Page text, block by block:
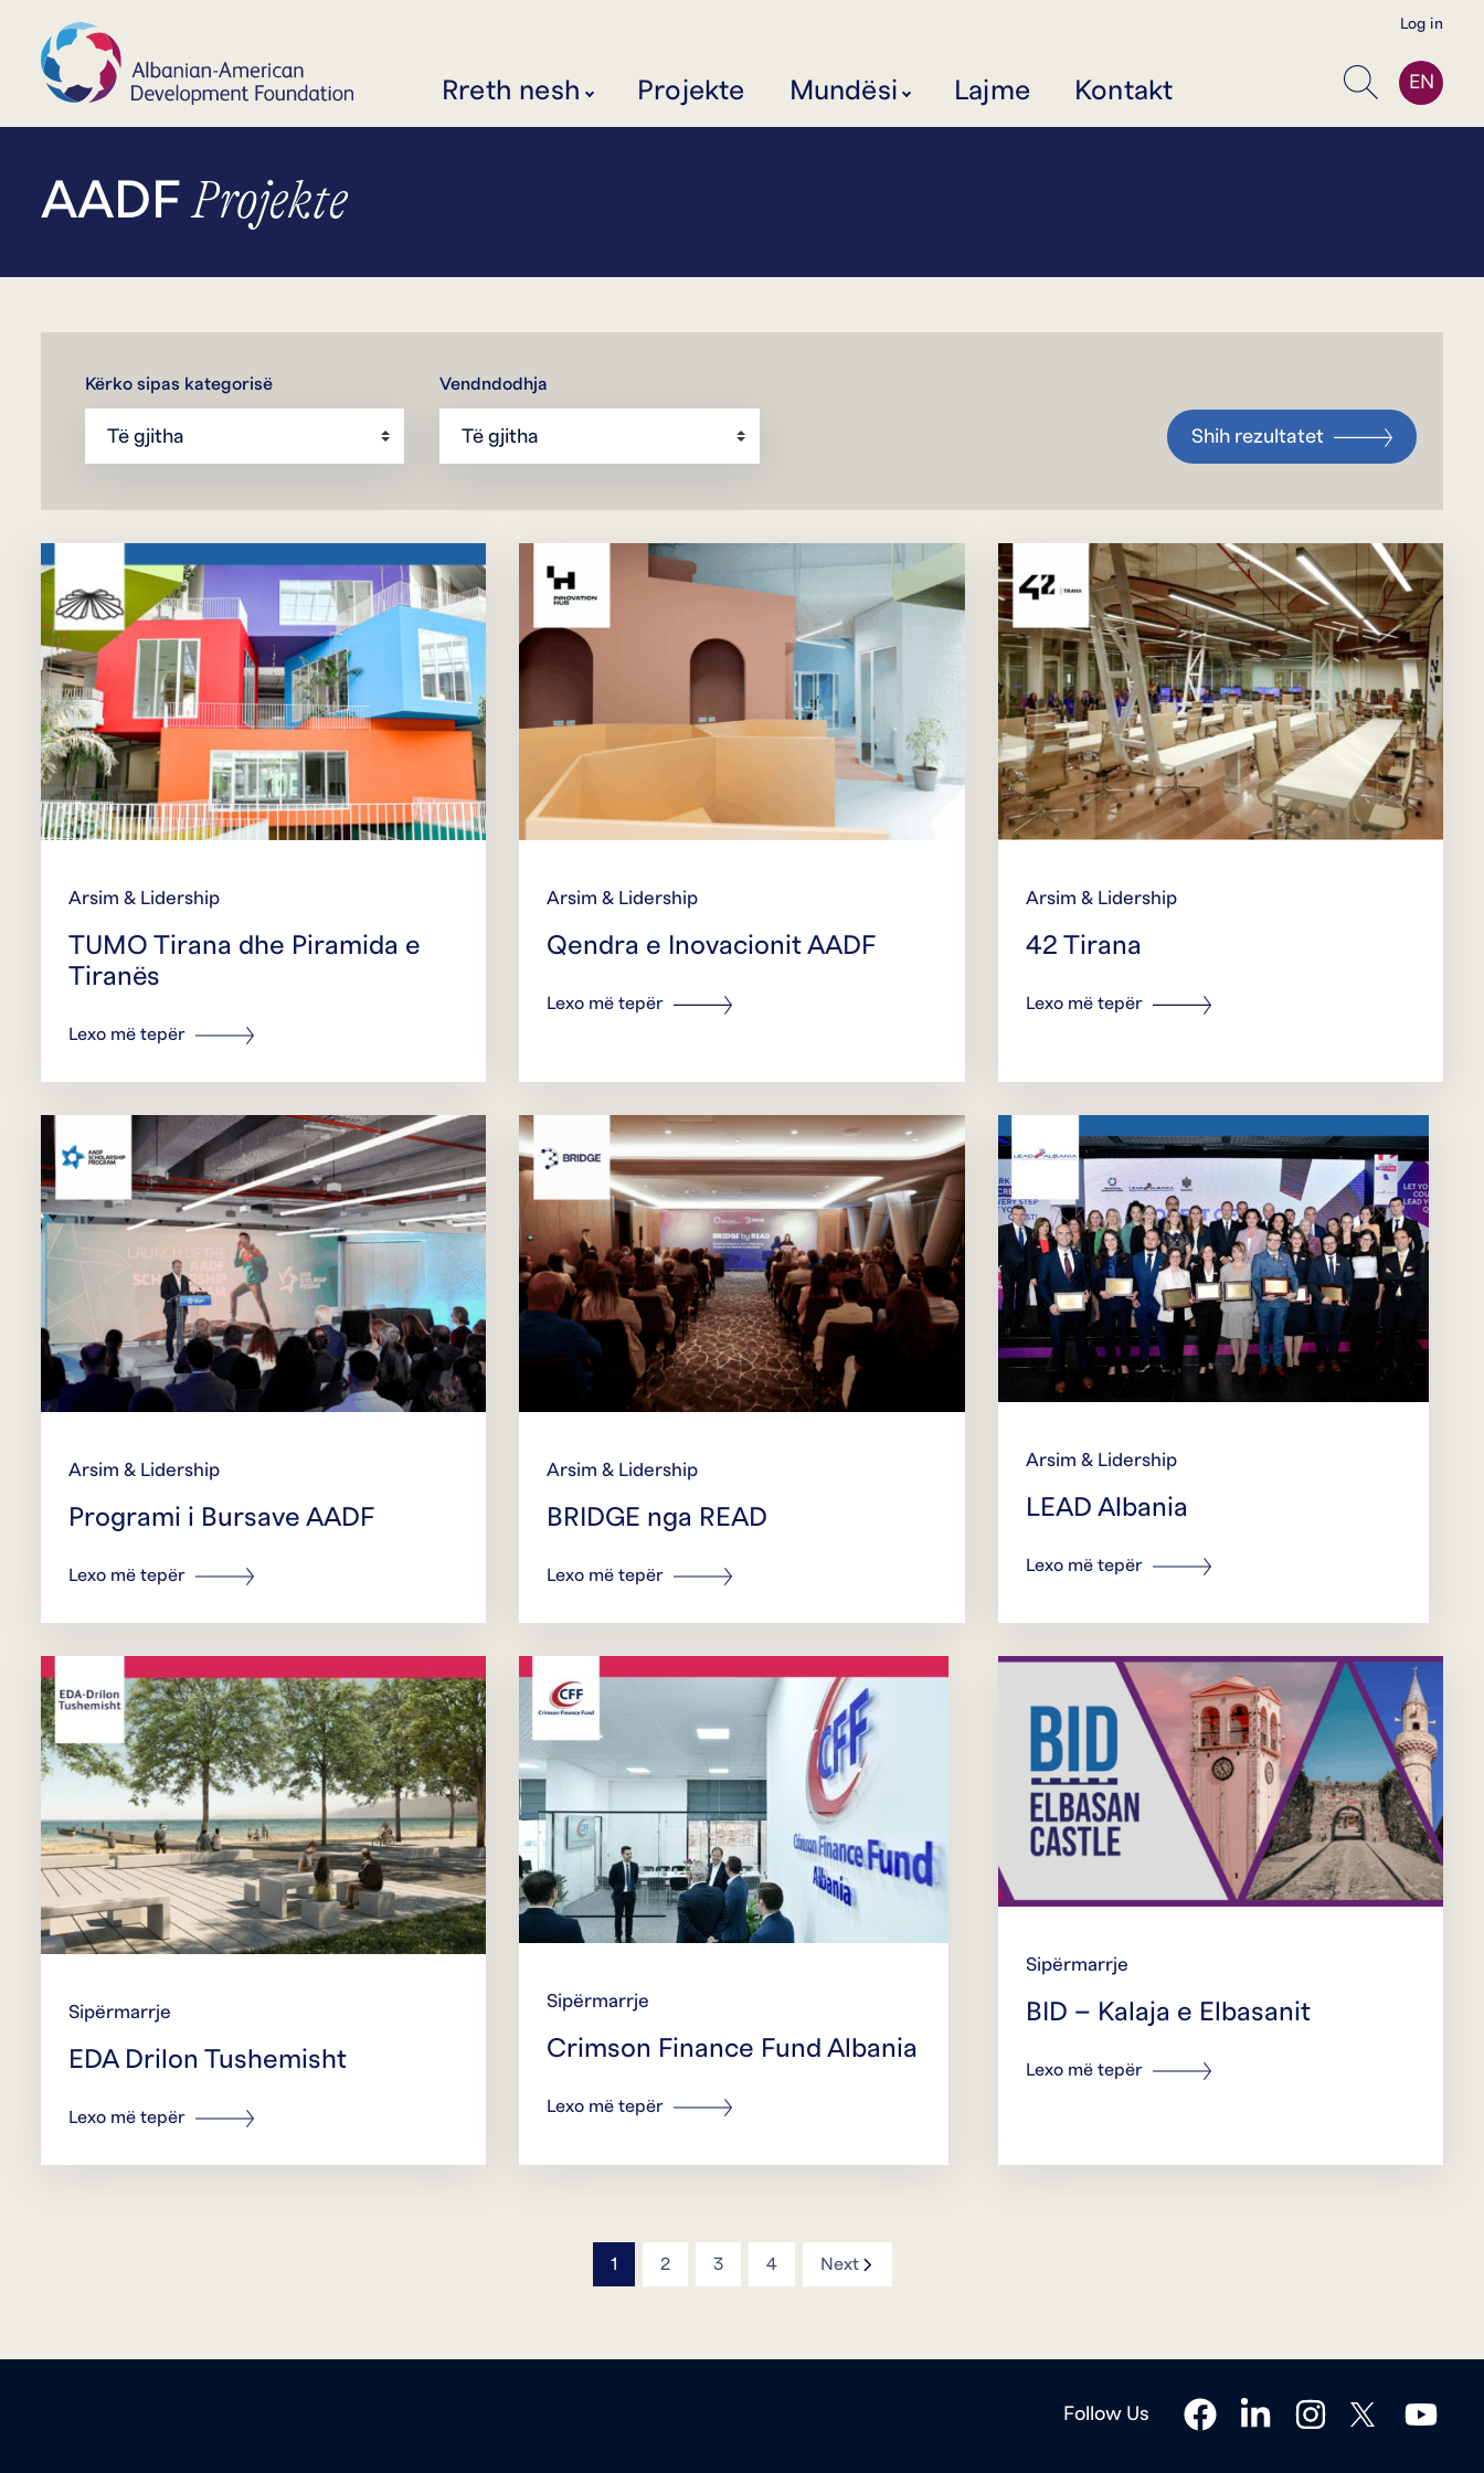
Log in
Rreth nesh Projekte Mundësi Lajme Kontakt Kërko
EN
AADFProjekte
Kërko sipas kategorisë Vendndodhja
Shih rezultatet
Arsim & Lidership
TUMO Tirana dhe Piramida e
Tiranës
Lexo më tepër
Arsim & Lidership
Qendra e Inovacionit AADF
Lexo më tepër
Arsim & Lidership
42 Tirana
Lexo më tepër
Arsim & Lidership
Programi i Bursave AADF
Lexo më tepër
Arsim & Lidership
BRIDGE nga READ
Lexo më tepër
Arsim & Lidership
LEAD Albania
Lexo më tepër
Sipërmarrje
EDA Drilon Tushemisht
Lexo më tepër
Sipërmarrje
Crimson Finance Fund Albania
Lexo më tepër
Sipërmarrje
BID – Kalaja e Elbasanit
Lexo më tepër
1 2 3 4 Nexticon
Follow Us facebooklinkedininstagramtwitter youtube